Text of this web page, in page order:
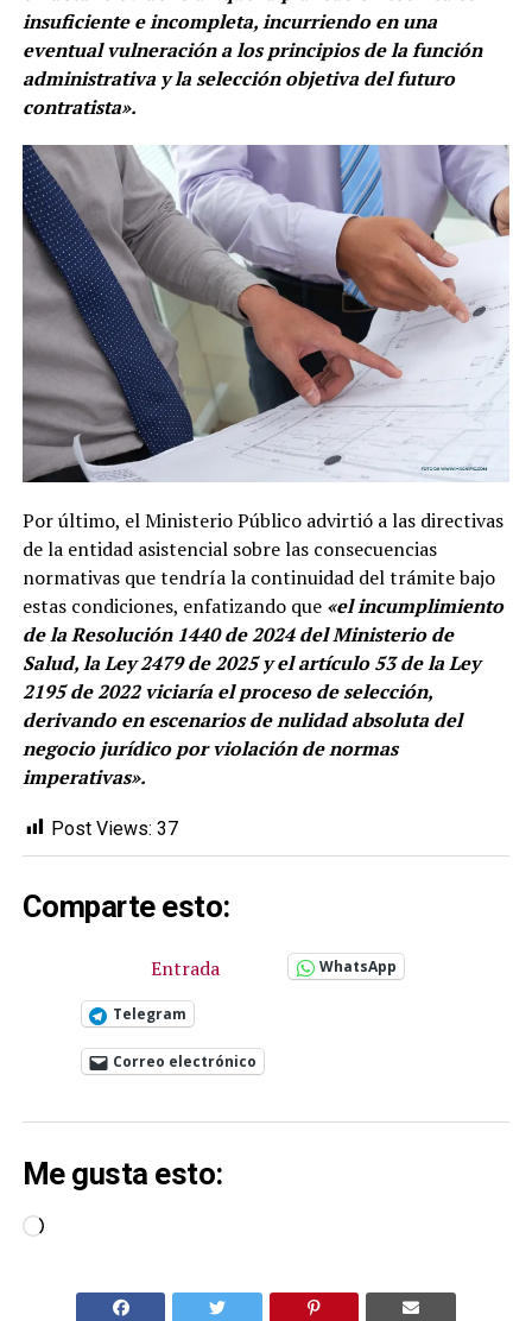
insuficiente e incompleta, incurriendo en una
eventual vulneración a los principios de la función
administrativa y la selección objetiva del futuro
contratista».
Por último, el Ministerio Público advirtió a las directivas
de la entidad asistencial sobre las consecuencias
normativas que tendría la continuidad del trámite bajo
estas condiciones, enfatizando que «el incumplimiento
de la Resolución 1440 de 2024 del Ministerio de
Salud, la Ley 2479 de 2025 y el artículo 53 de la Ley
2195 de 2022 viciaría el proceso de selección,
derivando en escenarios de nulidad absoluta del
negocio jurídico por violación de normas
imperativas».
Post Views: 37
Comparte esto:
Entrada WhatsApp
Telegram
Correo electrónico
Me gusta esto:
Cargando...